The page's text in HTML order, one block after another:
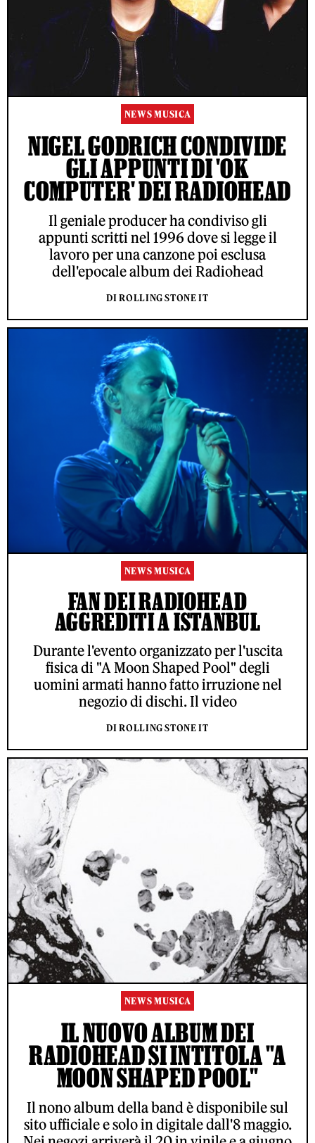
NEWS MUSICA
NIGEL GODRICH CONDIVIDE
GLI APPUNTI DI 'OK
COMPUTER' DEI RADIOHEAD
Il geniale producer ha condiviso gli
appunti scritti nel 1996 dove si legge il
lavoro per una canzone poi esclusa
dell'epocale album dei Radiohead
DI ROLLING STONE IT
NEWS MUSICA
FAN DEI RADIOHEAD
AGGREDITI A ISTANBUL
Durante l'evento organizzato per l'uscita
fisica di "A Moon Shaped Pool" degli
uomini armati hanno fatto irruzione nel
negozio di dischi. Il video
DI ROLLING STONE IT
NEWS MUSICA
IL NUOVO ALBUM DEI
RADIOHEAD SI INTITOLA "A
MOON SHAPED POOL"
Il nono album della band è disponibile sul
sito ufficiale e solo in digitale dall'8 maggio.